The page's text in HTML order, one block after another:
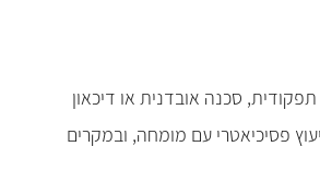
סכנה אובדנית או דיכאון
פסיכיאטרי עם מומחה, ובמקרים